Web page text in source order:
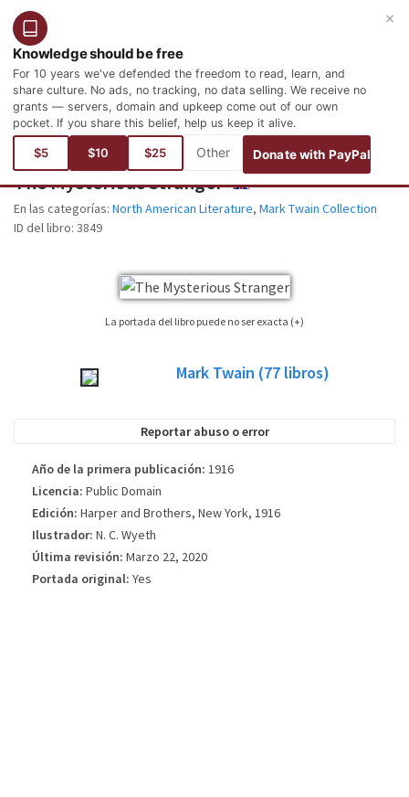
Español
Knowledge should be free
For 10 years we've defended the freedom to read, learn, and
share culture. No ads, no tracking, no data selling. We receive no
grants — servers, domain and upkeep come out of our own
pocket. If you share this belief, help us keep it alive.
$5 $10 $25 Donate with PayPal
×
Está aquí:Idiomas Inglés Literature North American Literature
The Mysterious Stranger ENGLISH
En las categorías: North American Literature, Mark Twain Collection
ID del libro: 3849
La portada del libro puede no ser exacta (+)
edición está publicada. Por favor, considere esta imagen tan sólo como una
Mark Twain (77 libros)
Reportar abuso o error
Año de la primera publicación: 1916
Licencia: Public Domain
Edición: Harper and Brothers, New York, 1916
Ilustrador: N. C. Wyeth
Última revisión: Marzo 22, 2020
Portada original: Yes